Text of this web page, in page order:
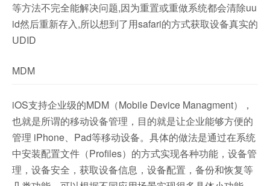
等方法不完全能解决问题,因为重置或重做系统都会清除uu
id然后重新存入,所以想到了用safari的方式获取设备真实的
UDID
MDM
iOS支持企业级的MDM（Mobile Device Managment），
也就是所谓的移动设备管理，目的就是让企业能够方便的
管理 iPhone、Pad等移动设备。具体的做法是通过在系统
中安装配置文件（Profiles）的方式实现各种功能，设备管
理，设备安全，获取设备信息，设备配置，备份和恢复等